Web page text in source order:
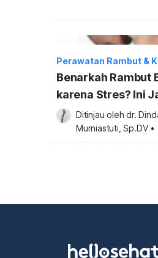
Perawatan Rambut &
Benarkah Rambut
karena Stres? Ini
Ditinjau oleh dr.
Murniastuti, Sp.DV •